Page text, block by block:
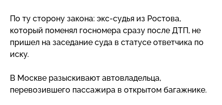
По ту сторону закона: экс-судья из Ростова,
который поменял госномера сразу после ДТП, не
пришел на заседание суда в статусе ответчика по
иску.
В Москве разыскивают автовладельца,
перевозившего пассажира в открытом багажнике.